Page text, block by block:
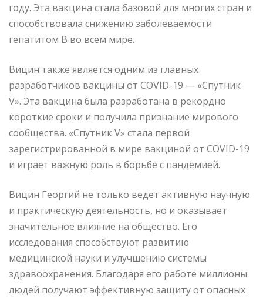
году. Эта вакцина стала базовой для многих стран и
способствовала снижению заболеваемости
гепатитом В во всем мире.
Вицин также является одним из главных
разработчиков вакцины от COVID-19 — «Спутник
V». Эта вакцина была разработана в рекордно
короткие сроки и получила признание мирового
сообщества. «Спутник V» стала первой
зарегистрированной в мире вакциной от COVID-19
и играет важную роль в борьбе с пандемией.
Вицин Георгий не только ведет активную научную
и практическую деятельность, но и оказывает
значительное влияние на общество. Его
исследования способствуют развитию
медицинской науки и улучшению системы
здравоохранения. Благодаря его работе миллионы
людей получают эффективную защиту от опасных